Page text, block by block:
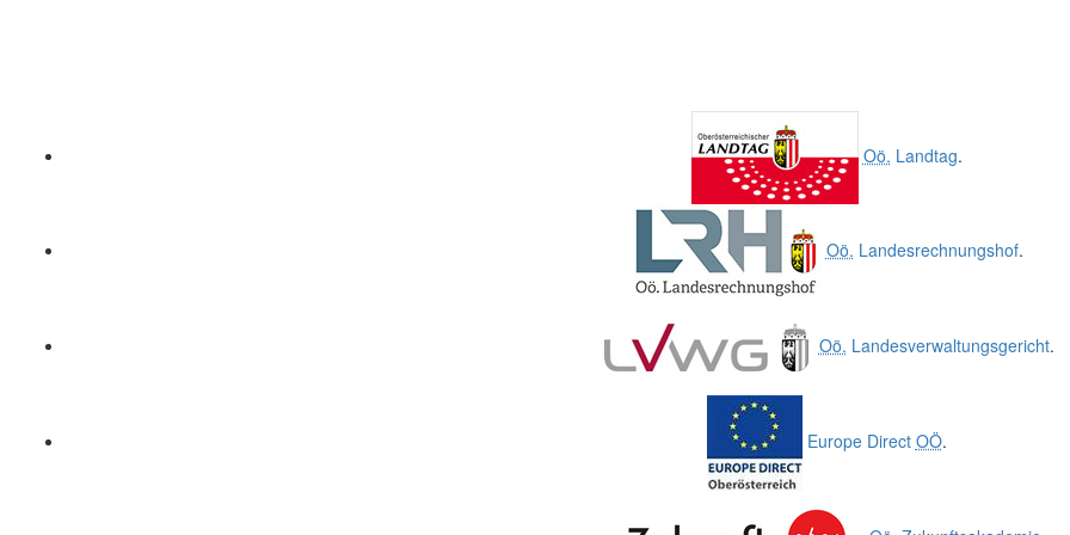
Oö. Landtag.
Oö. Landesrechnungshof.
Oö. Landesverwaltungsgericht.
Europe Direct OÖ.